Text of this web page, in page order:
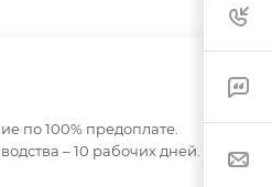
по 100% предоплате.
– 10 рабочих дней.